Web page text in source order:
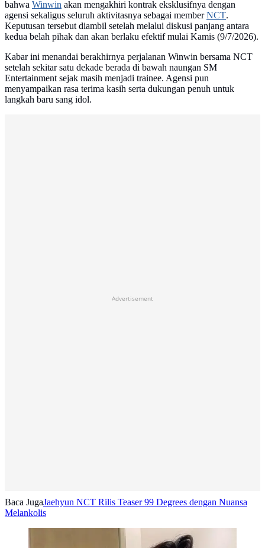
bahwa Winwin akan mengakhiri kontrak eksklusifnya dengan
agensi sekaligus seluruh aktivitasnya sebagai memberNCT.
Keputusan tersebut diambil setelah melalui diskusi panjang antara
kedua belah pihak dan akan berlaku efektif mulai Kamis (9/7/2026).
Kabar ini menandai berakhirnya perjalanan Winwin bersama NCT
setelah sekitar satu dekade berada di bawah naungan SM
Entertainment sejak masih menjadi trainee. Agensi pun
menyampaikan rasa terima kasih serta dukungan penuh untuk
langkah baru sang idol.
Advertisement
Baca JugaJaehyun NCT Rilis Teaser 99 Degrees dengan Nuansa
Melankolis
WINWIN NCT, WayV (Instagram/@wwiinn_7)